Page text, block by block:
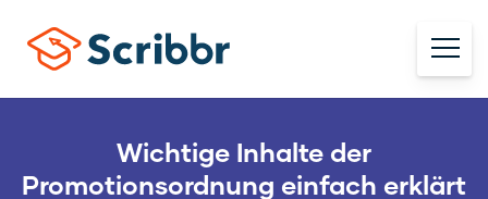
Wichtige Inhalte der
Promotionsordnung einfach erklärt